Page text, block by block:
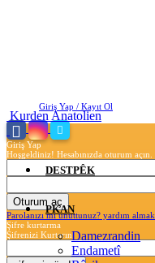
Giriş Yap / Kayıt Ol
Giriş Yap
Hoşgeldiniz! Hesabınızda oturum açın.
Parolanızı mı unuttunuz? yardım almak
Şifre kurtarma
Şifrenizi Kurtarın
Kurden Anatolien
DESTPÊK
PKAN
Damezrandin
Endametî